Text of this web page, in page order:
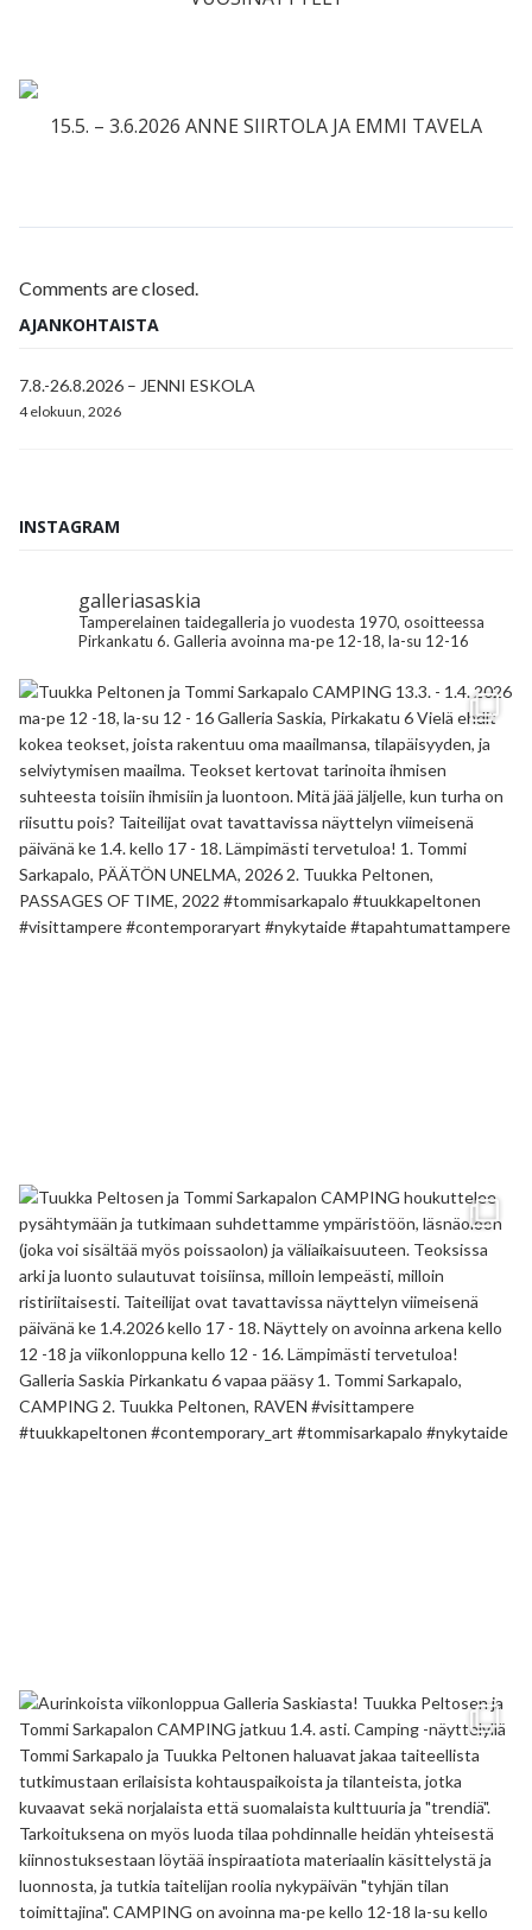
15.5. – 3.6.2026 ANNE SIIRTOLA JA EMMI TAVELA
Comments are closed.
AJANKOHTAISTA
7.8.-26.8.2026 – JENNI ESKOLA
4 elokuun, 2026
INSTAGRAM
galleriasaskia
Tamperelainen taidegalleria jo vuodesta 1970, osoitteessa
Pirkankatu 6. Galleria avoinna ma-pe 12-18, la-su 12-16